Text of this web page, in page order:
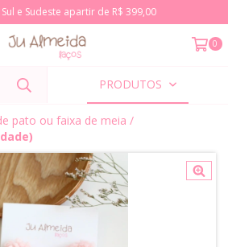
Sul e Sudeste apartir de R$ 399,00
0
PRODUTOS
pato ou faixa de meia /